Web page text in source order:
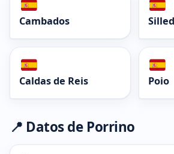
Cambados
Caldas de Reis Poio
📍 Datos de Porrino